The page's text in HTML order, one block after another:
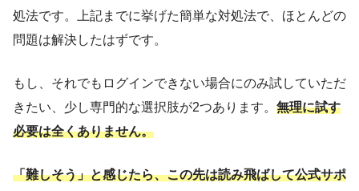
処法です。上記までに挙げた簡単な対処法で、ほとんどの
問題は解決したはずです。
もし、それでもログインできない場合にのみ試していただ
きたい、少し専門的な選択肢が2つあります。 無理に試す
必要は全くありません。
「難しそう」と感じたら、この先は読み飛ばして公式サポ